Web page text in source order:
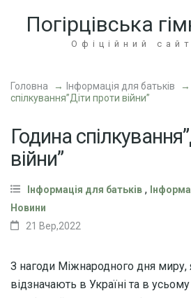
Enter)
Погірцівська
Офіційний сайт
Головна → Інформація для батьків →
спілкування”Діти проти війни”
Година
війни”
Інформація для батьків ,
Новини
21 Вер,2022
З нагоди Міжнародного дня миру,
відзначають в Україні та в